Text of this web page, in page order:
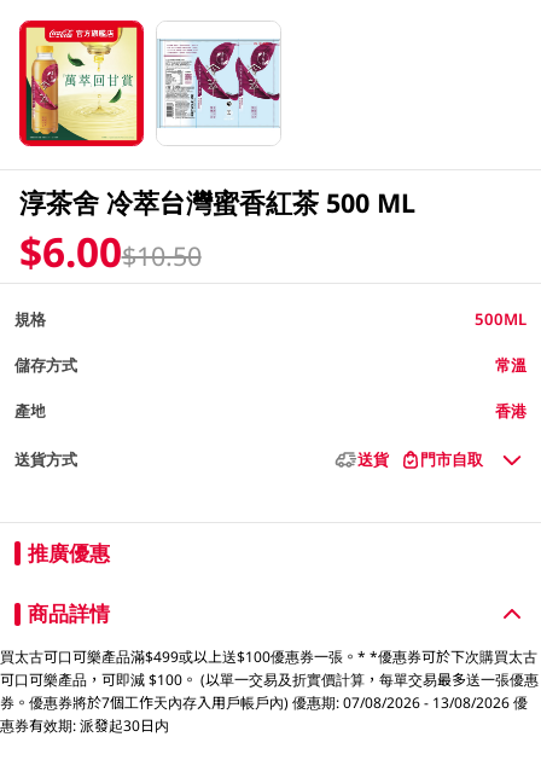
淳茶舍 冷萃台灣蜜香紅茶 500 ML
$6.00$10.50
規格 500ML
儲存方式 常溫
產地 香港
送貨方式 送貨 門市自取
推廣優惠
商品詳情
買太古可口可樂產品滿$499或以上送$100優惠券一張。* *優惠券可於下次購買太古
可口可樂產品，可即減 $100。 (以單一交易及折實價計算，每單交易最多送一張優惠
券。優惠券將於7個工作天內存入用戶帳戶內) 優惠期: 07/08/2026 - 13/08/2026 優
惠券有效期: 派發起30日内